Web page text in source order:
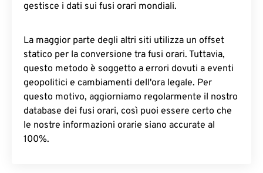
gestisce i dati sui fusi orari mondiali.
La maggior parte degli altri siti utilizza un offset
statico per la conversione tra fusi orari. Tuttavia,
questo metodo è soggetto a errori dovuti a eventi
geopolitici e cambiamenti dell'ora legale. Per
questo motivo, aggiorniamo regolarmente il nostro
database dei fusi orari, così puoi essere certo che
le nostre informazioni orarie siano accurate al
100%.